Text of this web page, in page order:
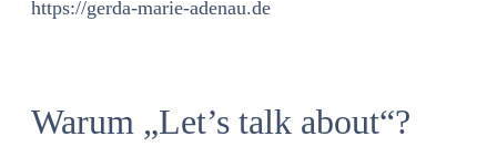
https://gerda-marie-adenau.de
Warum „Let’s talk about“?